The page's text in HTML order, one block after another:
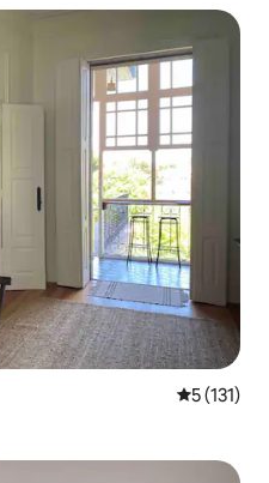
„Odabrali gosti”
Prosječna
5 (131)